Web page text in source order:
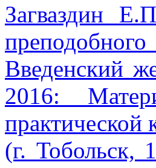
Загваздин
Введенский
2016:
(г. Тобольск,